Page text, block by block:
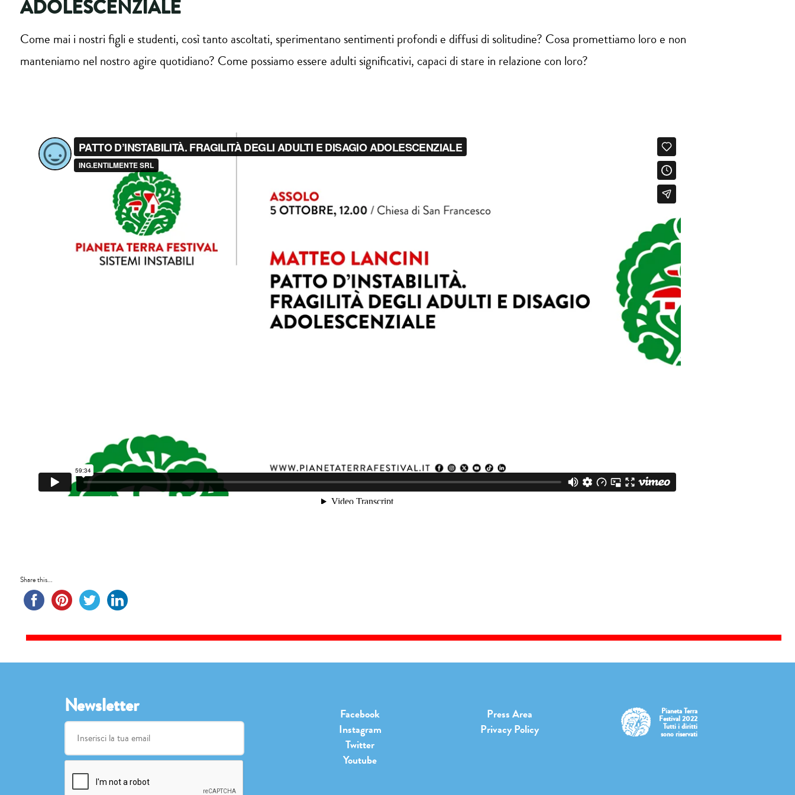
ADOLESCENZIALE
Come mai i nostri figli e studenti, così tanto ascoltati, sperimentano sentimenti profondi e diffusi di solitudine? Cosa promettiamo loro e non
manteniamo nel nostro agire quotidiano? Come possiamo essere adulti significativi, capaci di stare in relazione con loro?
Share this...
Newsletter
Facebook
Instagram
Twitter
Youtube
Press Area
Privacy Policy
Pianeta Terra
Festival 2022
Tutti i diritti
sono riservati